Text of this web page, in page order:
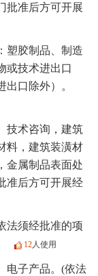
批准后方可开展
塑胶制品、制造
或技术进出口
出口除外）。
技术咨询，建筑
料，建筑装潢材
金属制品表面处
准后方可开展经
法须经批准的项
12人使用
电子产品。(依法